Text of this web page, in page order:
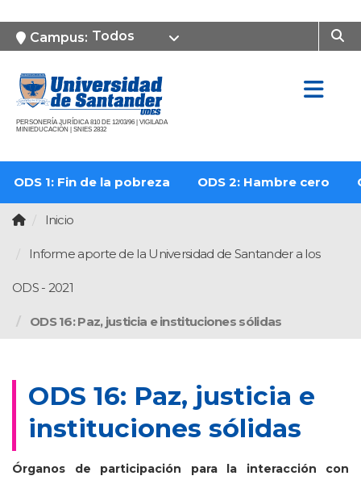
Campus: Todos
PERSONERÍA JURÍDICA 810 DE 12/03/96 | VIGILADA
MINIEDUCACIÓN | SNIES 2832
ODS 1: Fin de la pobreza ODS 2: Hambre cero
Inicio
Informe aporte de la Universidad de Santander a los
ODS - 2021
ODS 16: Paz, justicia e instituciones sólidas
ODS 16: Paz, justicia e
instituciones sólidas
Órganos de participación para la interacción con